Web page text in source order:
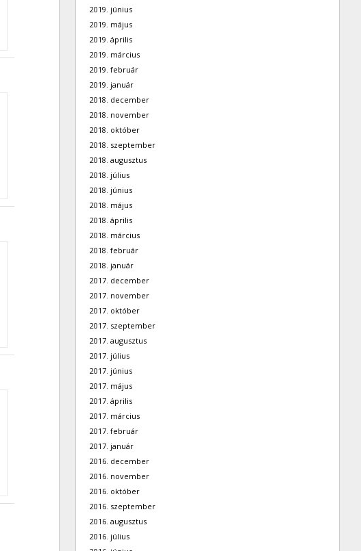
2019. június
2019. május
2019. április
2019. március
2019. február
2019. január
2018. december
2018. november
2018. október
2018. szeptember
2018. augusztus
2018. július
2018. június
2018. május
2018. április
2018. március
2018. február
2018. január
2017. december
2017. november
2017. október
2017. szeptember
2017. augusztus
2017. július
2017. június
2017. május
2017. április
2017. március
2017. február
2017. január
2016. december
2016. november
2016. október
2016. szeptember
2016. augusztus
2016. július